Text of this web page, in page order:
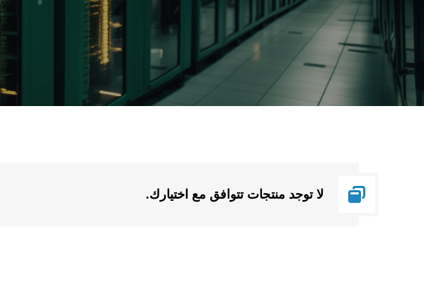
لا توجد منتجات تتوافق مع اختيارك.